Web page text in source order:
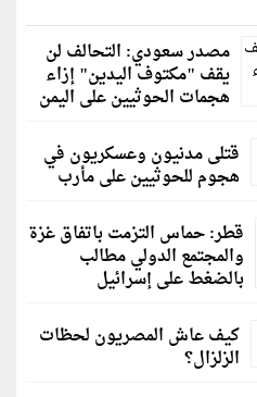
مصدر سعودي: التحالف لن
يقف "مكتوف اليدين" إزاء
هجمات الحوثيين على اليمن
قتلى مدنيون وعسكريون في
هجوم للحوثيين على مأرب
قطر: حماس التزمت باتفاق غزة
والمجتمع الدولي مطالب
بالضغط على إسرائيل
كيف عاش المصريون لحظات
الزلزال؟